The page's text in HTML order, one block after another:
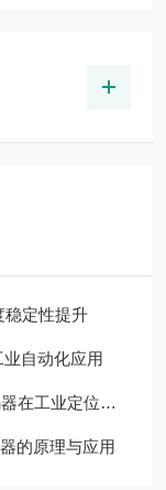
稳定性提升
自动化应用
定位中的应用
的原理与应用